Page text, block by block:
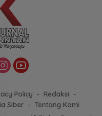
Policy
Redaksi
Siber
Tentang Kami